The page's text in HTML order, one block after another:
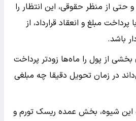
حتی از منظر حقوقی، این انتظار را
مبلغ و انعقاد قرارداد، از
باشد.
از پول را ماه‌ها زودتر پرداخت
در زمان تحویل دقیقا چه مبلغی
این شیوه، بخش عمده ریسک تورم و